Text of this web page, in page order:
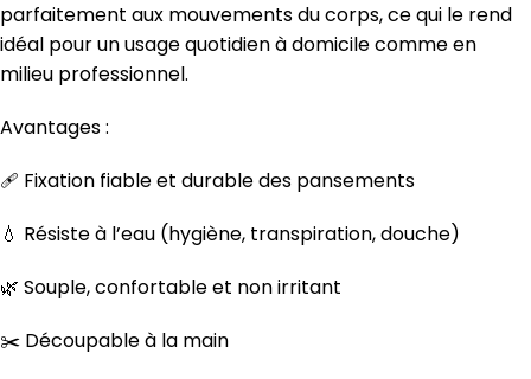
parfaitement aux mouvements du corps, ce qui le rend
idéal pour un usage quotidien à domicile comme en
milieu professionnel.
Avantages :
🩹 Fixation fiable et durable des pansements
💧 Résiste à l’eau (hygiène, transpiration, douche)
🌿 Souple, confortable et non irritant
✂️ Découpable à la main